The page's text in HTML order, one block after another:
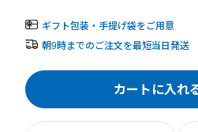
ギフト包装・手提げ袋をご用意
朝9時までのご注文を最短当日発送
カートに入れ